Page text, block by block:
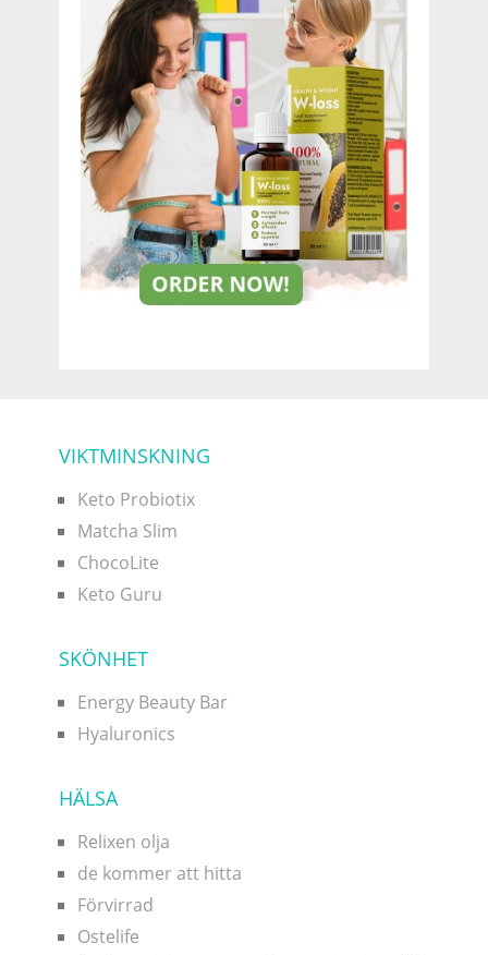
VIKTMINSKNING
Keto Probiotix
Matcha Slim
ChocoLite
Keto Guru
SKÖNHET
Energy Beauty Bar
Hyaluronics
HÄLSA
Relixen olja
de kommer att hitta
Förvirrad
Ostelife